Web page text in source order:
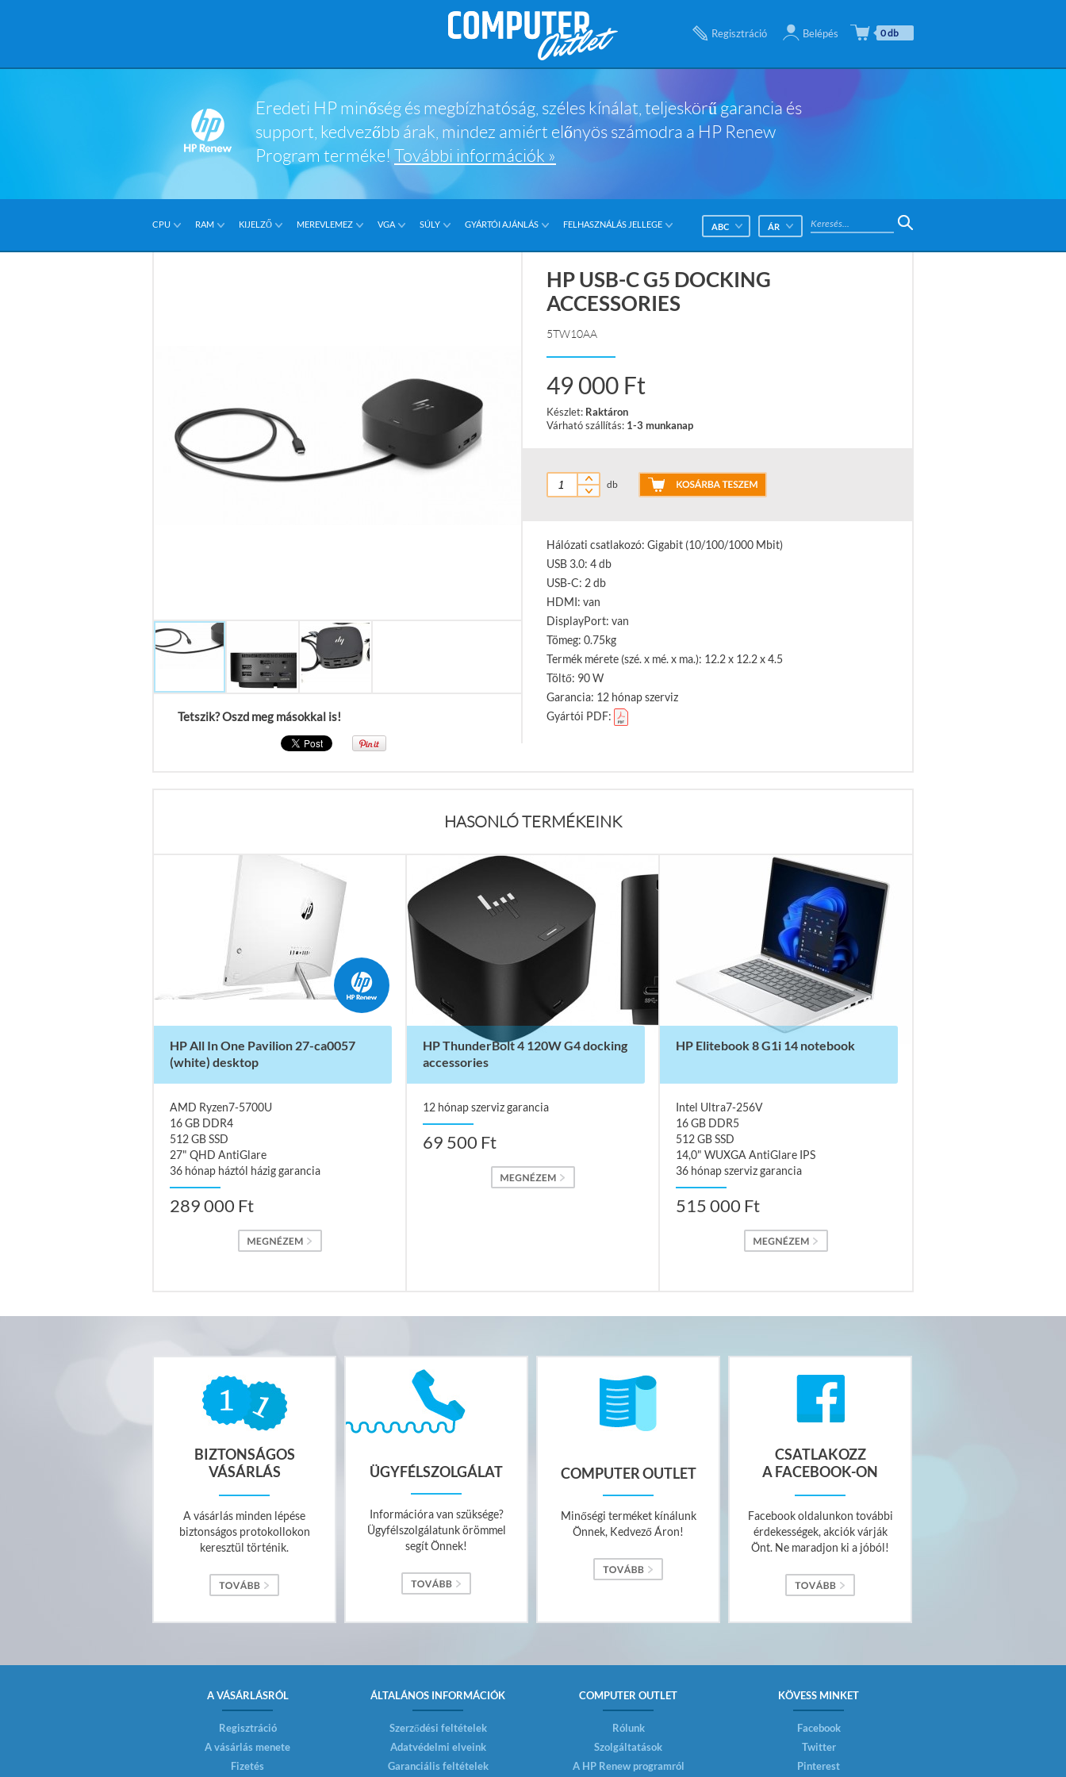
0 db
Belépés
Regisztráció
Eredeti HP minőség és megbízhatóság, széles kínálat, teljeskörű garancia és
support, kedvezőbb árak, mindez amiért előnyös számodra a HP Renew
Program terméke! További információk »
CPU RAM KIJELZŐ MEREVLEMEZ VGA SÚLY GYÁRTÓI AJÁNLÁS FELHASZNÁLÁS JELLEGE ABC ÁR
Tetszik? Oszd meg másokkal is!
HP USB-C G5 DOCKING
ACCESSORIES
5TW10AA
49 000 Ft
Készlet: Raktáron
Várható szállítás: 1-3 munkanap
db
Hálózati csatlakozó: Gigabit (10/100/1000 Mbit)
USB 3.0: 4 db
USB-C: 2 db
HDMI: van
DisplayPort: van
Tömeg: 0.75kg
Termék mérete (szé. x mé. x ma.): 12.2 x 12.2 x 4.5
Töltő: 90 W
Garancia: 12 hónap szerviz
Gyártói PDF:
HASONLÓ TERMÉKEINK
HP All In One Pavilion 27-ca0057
(white) desktop
AMD Ryzen7-5700U
16 GB DDR4
512 GB SSD
27" QHD AntiGlare
36 hónap háztól házig garancia
289 000 Ft
HP ThunderBolt 4 120W G4 docking
accessories
12 hónap szerviz garancia
69 500 Ft
HP Elitebook 8 G1i 14 notebook
Intel Ultra7-256V
16 GB DDR5
512 GB SSD
14,0" WUXGA AntiGlare IPS
36 hónap szerviz garancia
515 000 Ft
BIZTONSÁGOS
VÁSÁRLÁS
A vásárlás minden lépése
biztonságos protokollokon
keresztül történik.
ÜGYFÉLSZOLGÁLAT
Információra van szüksége?
Ügyfélszolgálatunk örömmel
segít Önnek!
COMPUTER OUTLET
Minőségi terméket kínálunk
Önnek, Kedvező Áron!
CSATLAKOZZ
A FACEBOOK-ON
Facebook oldalunkon további
érdekességek, akciók várják
Önt. Ne maradjon ki a jóból!
A VÁSÁRLÁSRÓL
Regisztráció
A vásárlás menete
Fizetés
ÁLTALÁNOS INFORMÁCIÓK
Szerződési feltételek
Adatvédelmi elveink
Garanciális feltételek
COMPUTER OUTLET
Rólunk
Szolgáltatások
A HP Renew programról
KÖVESS MINKET
Facebook
Twitter
Pinterest